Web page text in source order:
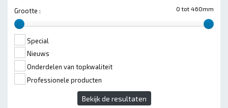
0 tot 460mm
Grootte :
Special
Nieuws
Onderdelen van topkwaliteit
Professionele producten
Bekijk de resultaten